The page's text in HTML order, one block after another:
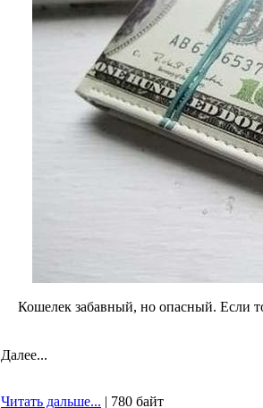
Кошелек забавный, но опасный. Если
Далее...
Читать дальше... | 780 байт